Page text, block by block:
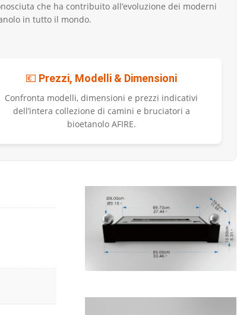
quantità
che ha contribuito all’evoluzione dei moderni
in tutto il mondo.
💶 Prezzi, Modelli & Dimensioni
Confronta modelli, dimensioni e prezzi indicativi
dell’intera collezione di camini e bruciatori a
bioetanolo AFIRE.